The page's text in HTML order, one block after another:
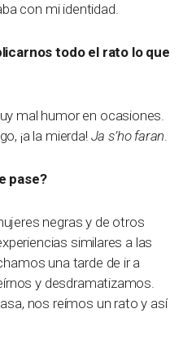
con mi identidad.
todo el rato lo que
mal humor en ocasiones.
¡a la mierda! Ja s’ho faran.
pase?
negras y de otros
similares a las
una tarde de ir a
y desdramatizamos.
nos reímos un rato y así